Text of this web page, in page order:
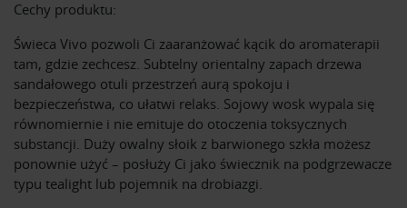
Cechy produktu:
Świeca Vivo pozwoli Ci zaaranżować kącik do aromaterapii
tam, gdzie zechcesz. Subtelny orientalny zapach drzewa
sandałowego otuli przestrzeń aurą spokoju i
bezpieczeństwa, co ułatwi relaks. Sojowy wosk wypala się
równomiernie i nie emituje do otoczenia toksycznych
substancji. Duży owalny słoik z barwionego szkła możesz
ponownie użyć – posłuży Ci jako świecznik na podgrzewacze
typu tealight lub pojemnik na drobiazgi.